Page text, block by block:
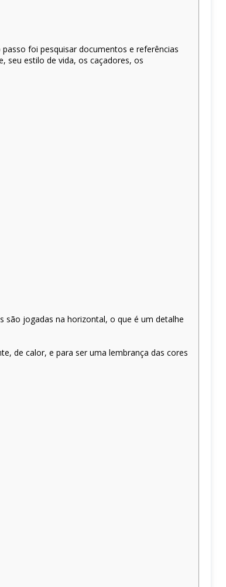
foi pesquisar documentos e referências
seu estilo de vida, os caçadores, os
são jogadas na horizontal, o que é um detalhe
de calor, e para ser uma lembrança das cores